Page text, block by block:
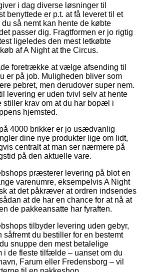
i dag diverse løsninger til
benyttede er p.t. at få leveret til et
så nemt kan hente de købte
passer dig. Fragtformen er jo rigtig
ligeledes den mest letkøbte
af A Night at the Circus.
foretrække at vælge afsending til
er på job. Muligheden bliver som
pebret, men derudover super nem.
levering er uden tvivl selv at hente
stiller krav om at du har bopæl i
hjemsted.
4000 brikker er jo usædvanlig
dine nye produkter lige om lidt,
centralt at man ser nærmere på
på den aktuelle vare.
præsterer levering på blot en
varenumre, eksempelvis A Night
at det påkræver at ordren indsendes
at de har en chance for at nå at
de pakkeansatte har fyraften.
tilbyder levering uden gebyr,
såfremt du bestiller for en bestemt
snuppe den mest betalelige
i de fleste tilfælde – uanset om du
Farum eller Fredensborg – vil